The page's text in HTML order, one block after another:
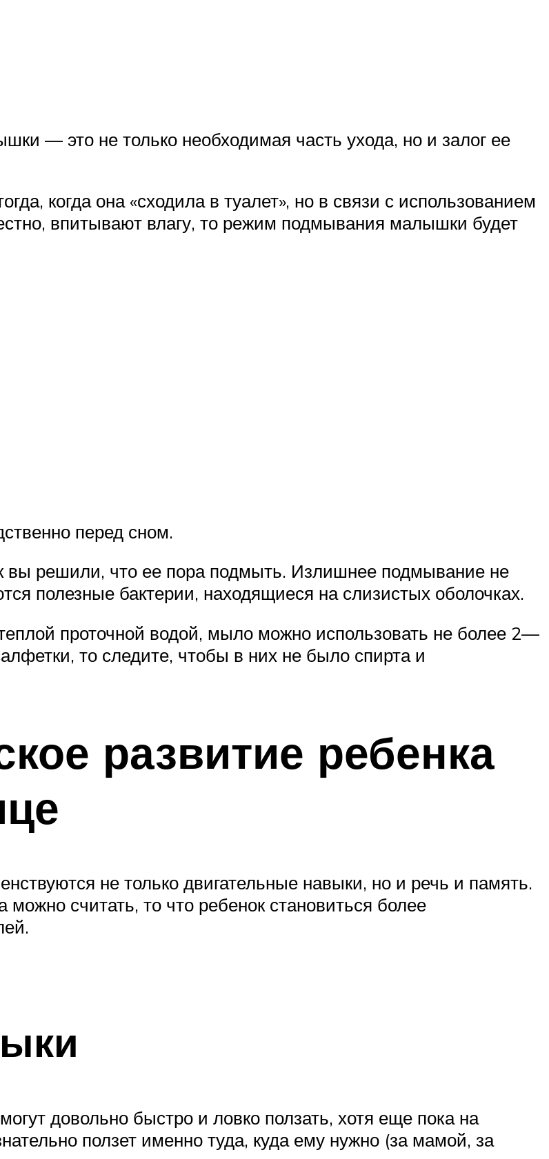
— это не только необходимая часть ухода, но и залог ее
когда она «сходила в туалет», но в связи с использованием
впитывают влагу, то режим подмывания малышки будет
перед сном.
вы решили, что ее пора подмыть. Излишнее подмывание не
полезные бактерии, находящиеся на слизистых оболочках.
проточной водой, мыло можно использовать не более 2—
то следите, чтобы в них не было спирта и
развитие ребенка
не только двигательные навыки, но и речь и память.
считать, то что ребенок становиться более
довольно быстро и ловко ползать, хотя еще пока на
ползет именно туда, куда ему нужно (за мамой, за